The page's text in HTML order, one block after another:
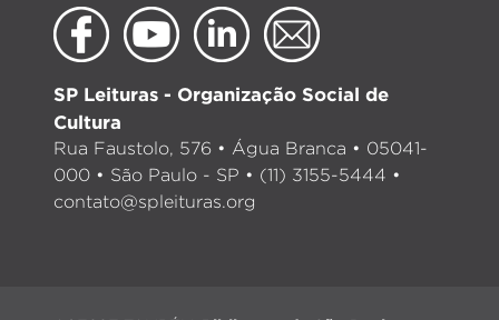
SP Leituras - Organização Social de
Cultura
Rua Faustolo, 576 • Água Branca • 05041-
000 • São Paulo - SP • (11) 3155-5444 •
contato@spleituras.org